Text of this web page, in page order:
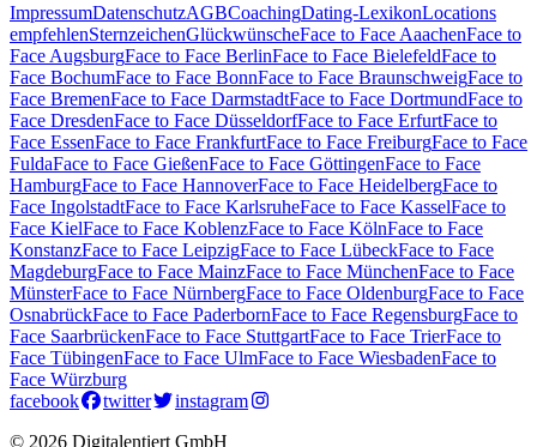
ImpressumDatenschutzAGBCoachingDating-LexikonLocations
empfehlenSternzeichenGlückwünscheFace to Face AaachenFace to
Face AugsburgFace to Face BerlinFace to Face BielefeldFace to
Face BochumFace to Face BonnFace to Face BraunschweigFace to
Face BremenFace to Face DarmstadtFace to Face DortmundFace to
Face DresdenFace to Face DüsseldorfFace to Face ErfurtFace to
Face EssenFace to Face FrankfurtFace to Face FreiburgFace to Face
FuldaFace to Face GießenFace to Face GöttingenFace to Face
HamburgFace to Face HannoverFace to Face HeidelbergFace to
Face IngolstadtFace to Face KarlsruheFace to Face KasselFace to
Face KielFace to Face KoblenzFace to Face KölnFace to Face
KonstanzFace to Face LeipzigFace to Face LübeckFace to Face
MagdeburgFace to Face MainzFace to Face MünchenFace to Face
MünsterFace to Face NürnbergFace to Face OldenburgFace to Face
OsnabrückFace to Face PaderbornFace to Face RegensburgFace to
Face SaarbrückenFace to Face StuttgartFace to Face TrierFace to
Face TübingenFace to Face UlmFace to Face WiesbadenFace to
Face Würzburg
facebook
twitter
instagram
© 2026 Digitalentiert GmbH